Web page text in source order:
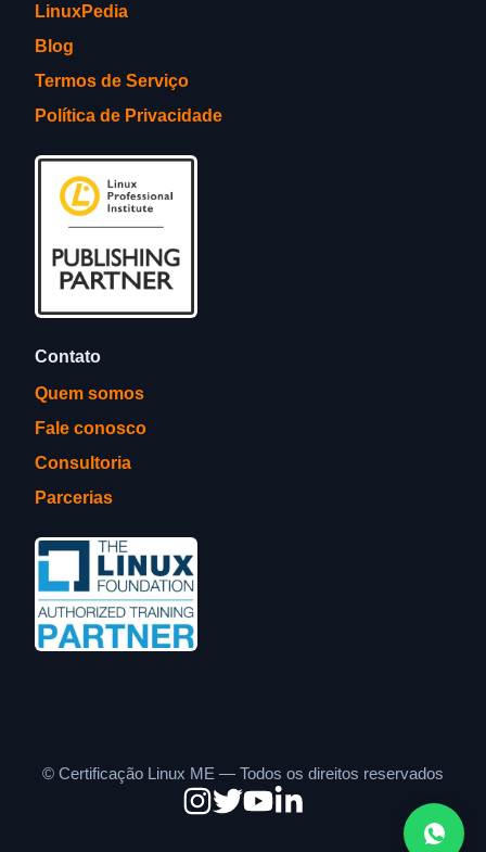
LinuxPedia
Blog
Termos de Serviço
Política de Privacidade
Contato
Quem somos
Fale conosco
Consultoria
Parcerias
© Certificação Linux ME — Todos os direitos reservados